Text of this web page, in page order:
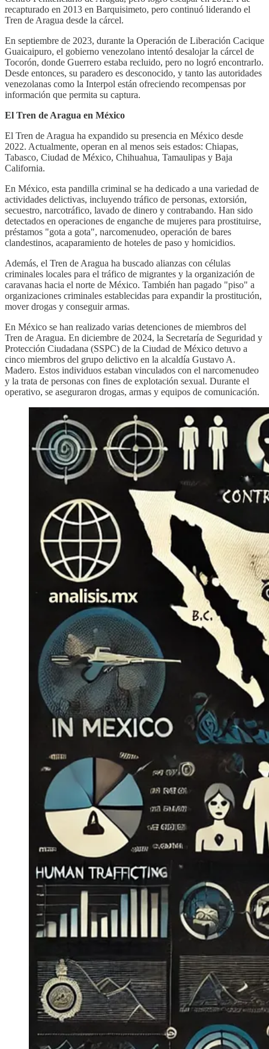
recapturado en 2013 en Barquisimeto, pero continuó liderando el
Tren de Aragua desde la cárcel.
En septiembre de 2023, durante la Operación de Liberación Cacique
Guaicaipuro, el gobierno venezolano intentó desalojar la cárcel de
Tocorón, donde Guerrero estaba recluido, pero no logró encontrarlo.
Desde entonces, su paradero es desconocido, y tanto las autoridades
venezolanas como la Interpol están ofreciendo recompensas por
información que permita su captura.
El Tren de Aragua en México
El Tren de Aragua ha expandido su presencia en México desde
2022. Actualmente, operan en al menos seis estados: Chiapas,
Tabasco, Ciudad de México, Chihuahua, Tamaulipas y Baja
California.
En México, esta pandilla criminal se ha dedicado a una variedad de
actividades delictivas, incluyendo tráfico de personas, extorsión,
secuestro, narcotráfico, lavado de dinero y contrabando. Han sido
detectados en operaciones de enganche de mujeres para prostituirse,
préstamos "gota a gota", narcomenudeo, operación de bares
clandestinos, acaparamiento de hoteles de paso y homicidios.
Además, el Tren de Aragua ha buscado alianzas con células
criminales locales para el tráfico de migrantes y la organización de
caravanas hacia el norte de México. También han pagado "piso" a
organizaciones criminales establecidas para expandir la prostitución,
mover drogas y conseguir armas.
En México se han realizado varias detenciones de miembros del
Tren de Aragua. En diciembre de 2024, la Secretaría de Seguridad y
Protección Ciudadana (SSPC) de la Ciudad de México detuvo a
cinco miembros del grupo delictivo en la alcaldía Gustavo A.
Madero. Estos individuos estaban vinculados con el narcomenudeo
y la trata de personas con fines de explotación sexual. Durante el
operativo, se aseguraron drogas, armas y equipos de comunicación.